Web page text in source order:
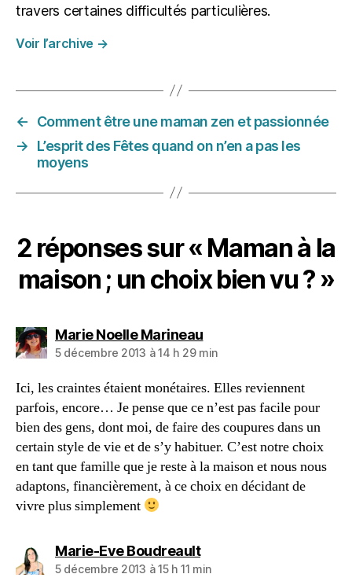
r
a
o
e
r
travers certaines difficultés particulières.
Voir l’archive →
←
Comment être une maman zen et passionnée
→
L’esprit des Fêtes quand on n’en a pas les
moyens
2 réponses sur « Maman à la
maison ; un choix bien vu ? »
Marie Noelle Marineaudit :
5 décembre 2013 à 14 h 29 min
Ici, les craintes étaient monétaires. Elles reviennent
parfois, encore… Je pense que ce n’est pas facile pour
bien des gens, dont moi, de faire des coupures dans un
certain style de vie et de s’y habituer. C’est notre choix
en tant que famille que je reste à la maison et nous nous
adaptons, financièrement, à ce choix en décidant de
vivre plus simplement
Marie-Eve Boudreaultdit :
5 décembre 2013 à 15 h 11 min